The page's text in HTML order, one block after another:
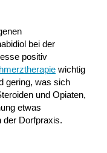
bei der
positiv
wichtig
gering, was sich
und Opiaten,
etwas
der Dorfpraxis.